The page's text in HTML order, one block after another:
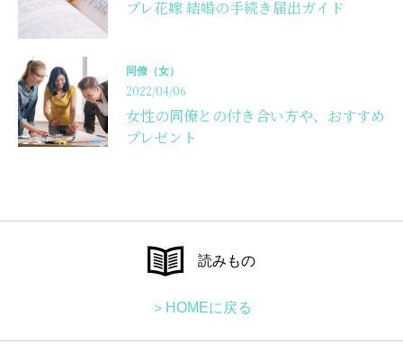
プレ花嫁 結婚の手続き届出ガイド
同僚（女）
2022/04/06
女性の同僚との付き合い方や、おすすめ
プレゼント
読みもの
＞HOMEに戻る